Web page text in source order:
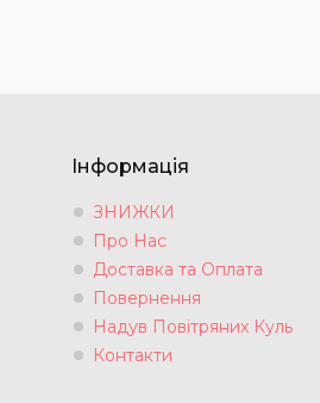
Інформація
ЗНИЖКИ
Про Нас
Доставка та Оплата
Повернення
Надув Повітряних Куль
Контакти